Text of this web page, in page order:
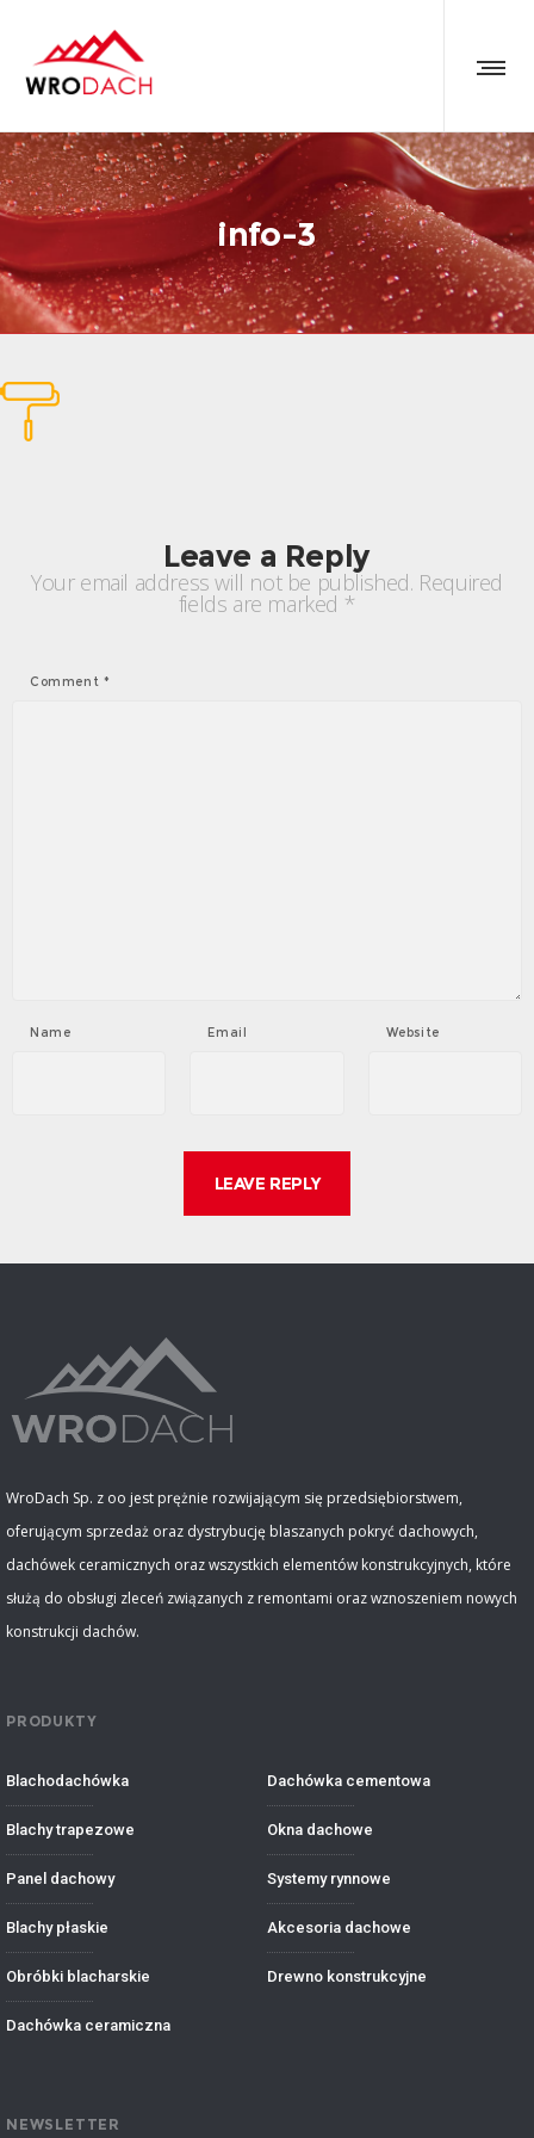
info-3
Leave a Reply
Your email address will not be published. Required
fields are marked *
Comment *
Name Email Website
WroDach Sp. z oo jest prężnie rozwijającym się przedsiębiorstwem,
oferującym sprzedaż oraz dystrybucję blaszanych pokryć dachowych,
dachówek ceramicznych oraz wszystkich elementów konstrukcyjnych, które
służą do obsługi zleceń związanych z remontami oraz wznoszeniem nowych
konstrukcji dachów.
PRODUKTY
Blachodachówka
Blachy trapezowe
Panel dachowy
Blachy płaskie
Obróbki blacharskie
Dachówka ceramiczna
Dachówka cementowa
Okna dachowe
Systemy rynnowe
Akcesoria dachowe
Drewno konstrukcyjne
NEWSLETTER